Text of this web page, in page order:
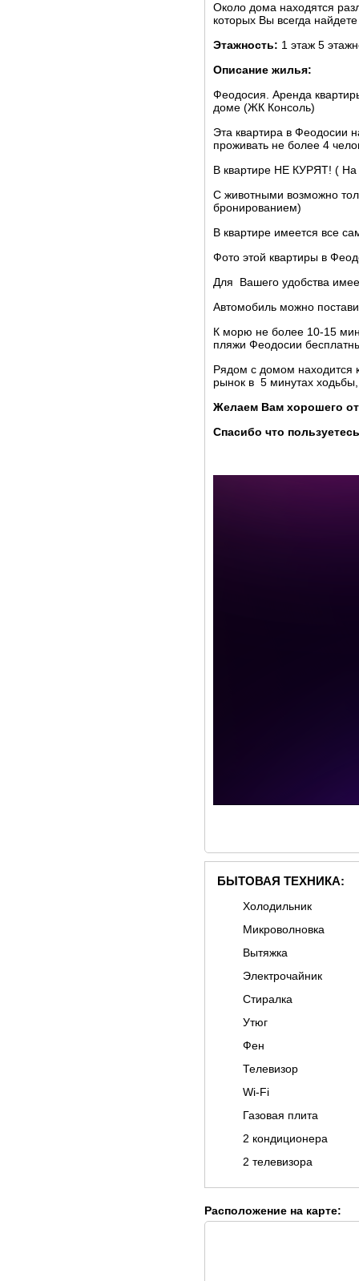
Около дома находятся
которых Вы всегда
Этажность: 1 этаж 5
Описание жилья:
Феодосия. Аренда
доме (ЖК Консоль)
Эта квартира в Феодосии
проживать не более 4
В квартире НЕ КУРЯТ! (
С животными возможно
бронированием)
В квартире имеется все
Фото этой квартиры в
Для Вашего удобства
Автомобиль можно
К морю не более 10-15
пляжи Феодосии
Рядом с домом находится
рынок в 5 минутах
Желаем Вам хорошего
Спасибо что
БЫТОВАЯ ТЕХНИКА:
Холодильник
Микроволновка
Вытяжка
Электрочайник
Стиралка
Утюг
Фен
Телевизор
Wi-Fi
Газовая плита
2 кондиционера
2 телевизора
Расположение на карте: